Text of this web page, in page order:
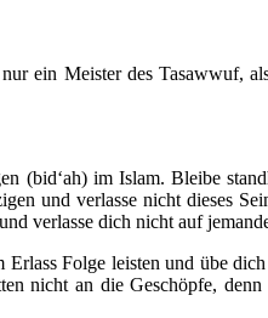
ein Meister des Tasawwuf,
(bid‘ah) im Islam. Bleibe
und verlasse nicht dieses
verlasse dich nicht auf
Folge leisten und übe
nicht an die Geschöpfe,